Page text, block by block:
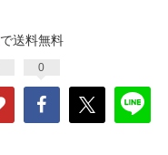
で送料無料
0